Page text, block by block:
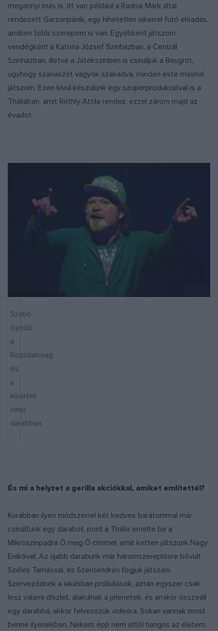
megannyi más is, itt van például a Radnai Márk által
rendezett Garzonpánik, egy hihetetlen sikerrel futó előadás,
amiben több szerepem is van. Egyébként játszom
vendégként a Katona József Színházban, a Centrál
Színházban, illetve a Játékszínben is csináljuk a Beugrót,
úgyhogy szanaszét vagyok szakadva, minden este máshol
játszom. Ezen kívül készülünk egy szuperprodukcióval is a
Tháliában, amit Réthly Attila rendez, ezzel zárom majd az
évadot.
Szabó
Győző
a
Rozsdalovag
és
a
kísértet
című
darabban
És mi a helyzet a gerilla akciókkal, amiket említettél?
Korábban ilyen módszerrel két kedves barátommal már
csináltunk egy darabot, pont a Thália emelte be a
Mikroszínpadra Ő meg Ő címmel, amit ketten játszunk Nagy
Enikővel. Az újabb darabunk már háromszereplősre bővült
Széles Tamással, és Szentendrén fogjuk játszani.
Szerveződnek a lakásban próbálások, aztán egyszer csak
lesz valami díszlet, alakulnak a jelenetek, és amikor összeáll
egy darabbá, akkor felvesszük videóra. Sokan vannak most
benne ilyenekben. Nekem épp nem attól hangos az életem,